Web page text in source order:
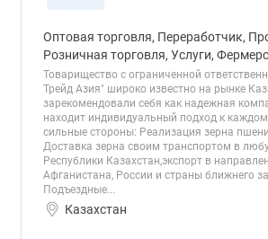
Оптовая торговля, Переработчик,
Розничная торговля, Услуги,
Товарищество с ограниченной
Трейд Азия" широко известно на рынке
зарекомендовали себя как надежная
находит индивидуальный подход к
сильные стороны: Реализация зерна
Доставка зерна своим транспортом в
Республики Казахстан,экспорт в
Афганистана, России и страны ближнего
Подъездные...
Казахстан